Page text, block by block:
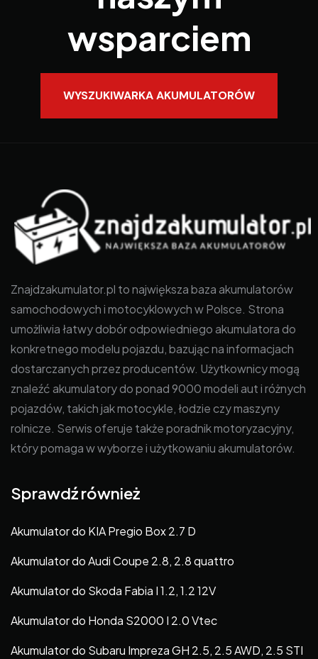
wsparciem
WYSZUKIWARKA AKUMULATORÓW
Znajdzakumulator.pl to największa baza akumulatorów
samochodowych i motocyklowych w Polsce. Strona
umożliwia łatwy dobór odpowiedniego akumulatora do
konkretnego modelu pojazdu, bazując na informacjach
dostarczanych przez producentów. Użytkownicy mogą
znaleźć akumulatory do ponad 9000 modeli aut i różnych
pojazdów, takich jak motocykle, łodzie czy maszyny
rolnicze. Serwis oferuje także poradnik motoryzacyjny,
który pomaga w wyborze i użytkowaniu akumulatorów.
Sprawdź również
Akumulator do KIA Pregio Box 2.7 D
Akumulator do Audi Coupe 2.8, 2.8 quattro
Akumulator do Skoda Fabia I 1.2, 1.2 12V
Akumulator do Honda S2000 I 2.0 Vtec
Akumulator do Subaru Impreza GH 2.5, 2.5 AWD, 2.5 STI